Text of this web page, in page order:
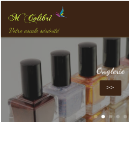
Passer au contenu
Votre escale sérénité
Onglerie
>>